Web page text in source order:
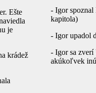
Ešte
je
krádež
- Igor spoznal
kapitola)
- Igor upadol
- Igor sa
akúkoľvek inú